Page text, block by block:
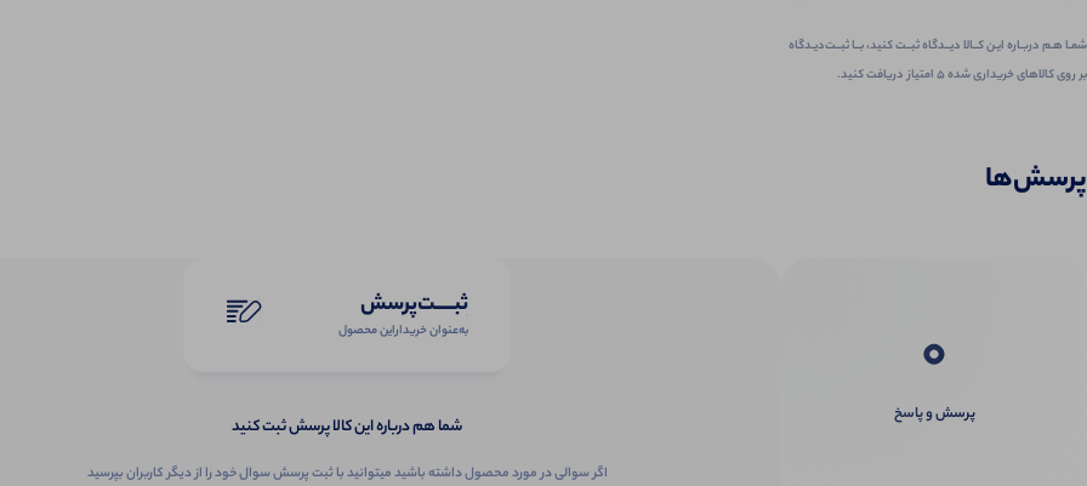
شمـا هـم دربـاره ایـن کــالا دیــدگاه ثبــت کنید، بــا ثبــت‌دیـدگاه
بر روی کالاهای خریداری شده ۵ امتیاز دریافت کنید.
پرسش‌ها
0
پرسش و پاسخ
ثبـــــت‌پرسش
به‌عنوان ‌خریدار‌این‌ محصول
شما هم درباره این کالا پرسش ثبت کنید
اگر سوالی در مورد محصول داشته باشید میتوانید با ثبت پرسش سوال خود را از دیگر کاربران بپرسید